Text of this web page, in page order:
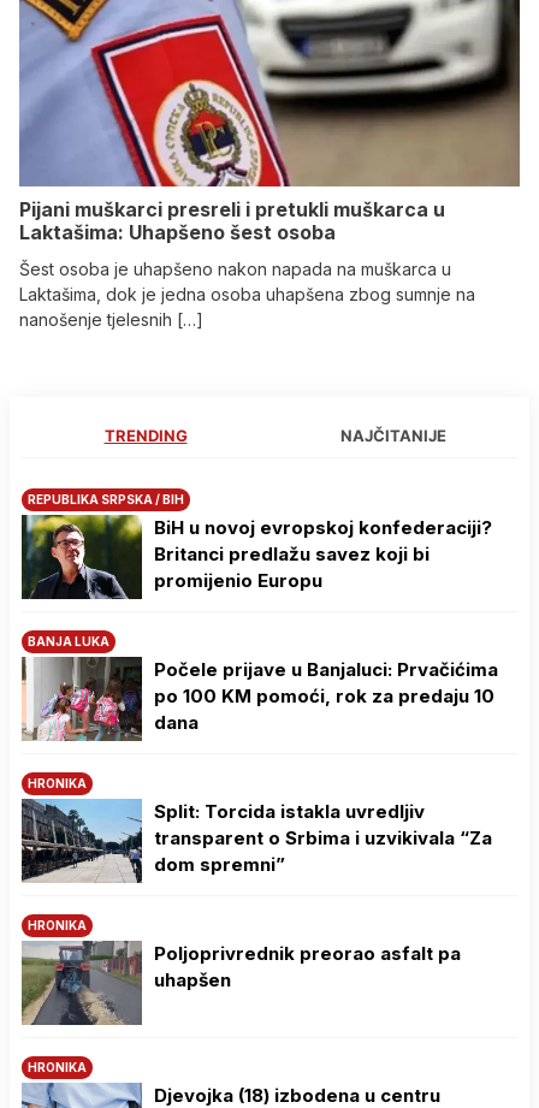
Pijani muškarci presreli i pretukli muškarca u
Laktašima: Uhapšeno šest osoba
Šest osoba je uhapšeno nakon napada na muškarca u
Laktašima, dok je jedna osoba uhapšena zbog sumnje na
nanošenje tjelesnih […]
TRENDING NAJČITANIJE
REPUBLIKA SRPSKA / BIH
BiH u novoj evropskoj konfederaciji?
Britanci predlažu savez koji bi
promijenio Europu
BANJA LUKA
Počele prijave u Banjaluci: Prvačićima
po 100 KM pomoći, rok za predaju 10
dana
HRONIKA
Split: Torcida istakla uvredljiv
transparent o Srbima i uzvikivala “Za
dom spremni”
HRONIKA
Poljoprivrednik preorao asfalt pa
uhapšen
HRONIKA
Djevojka (18) izbodena u centru